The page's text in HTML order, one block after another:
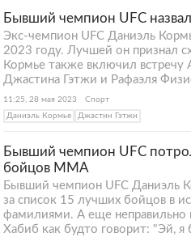
Бывший чемпион UFC
Экс-чемпион UFC Даниэль
2023 году. Лучшей он признал
Кормье также включил встречу
Джастина Гэтжи и Рафаэля
11:25, 28 мая 2023
Спорт
Даниэль Кормье
Джастин Гэтжи
Бывший чемпион UFC
бойцов ММА
Бывший чемпион UFC Даниэль
за список 15 лучших бойцов в
фамилиями. А еще неправильно
Хабиб как будто говорит: "Эй, я